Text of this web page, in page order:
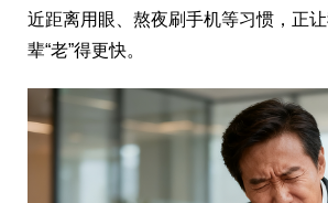
近距离用眼、熬夜刷手机等习惯，正
辈“老”得更快。